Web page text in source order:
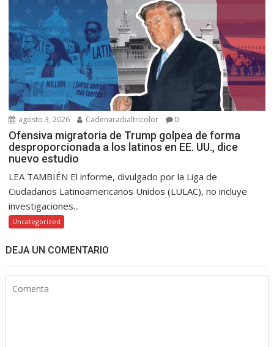
agosto 3, 2026 Cadenaradialtricolor 0
Ofensiva migratoria de Trump golpea de forma
desproporcionada a los latinos en EE. UU., dice
nuevo estudio
LEA TAMBIÉN El informe, divulgado por la Liga de
Ciudadanos Latinoamericanos Unidos (LULAC), no incluye
investigaciones...
Uncategorized
DEJA UN COMENTARIO